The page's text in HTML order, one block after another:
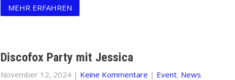
MEHR ERFAHREN
Discofox Party mit Jessica
November 12, 2024| Keine Kommentare | Event, News